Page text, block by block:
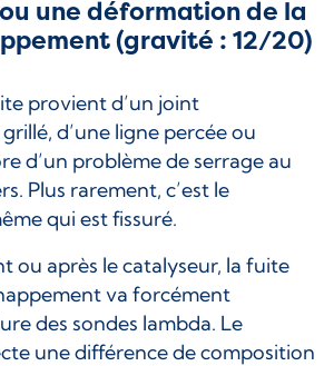
une déformation de la
(gravité : 12/20)
provient d’un joint
d’une ligne percée ou
d’un problème de serrage au
Plus rarement, c’est le
qui est fissuré.
ou après le catalyseur, la fuite
va forcément
des sondes lambda. Le
une différence de composition